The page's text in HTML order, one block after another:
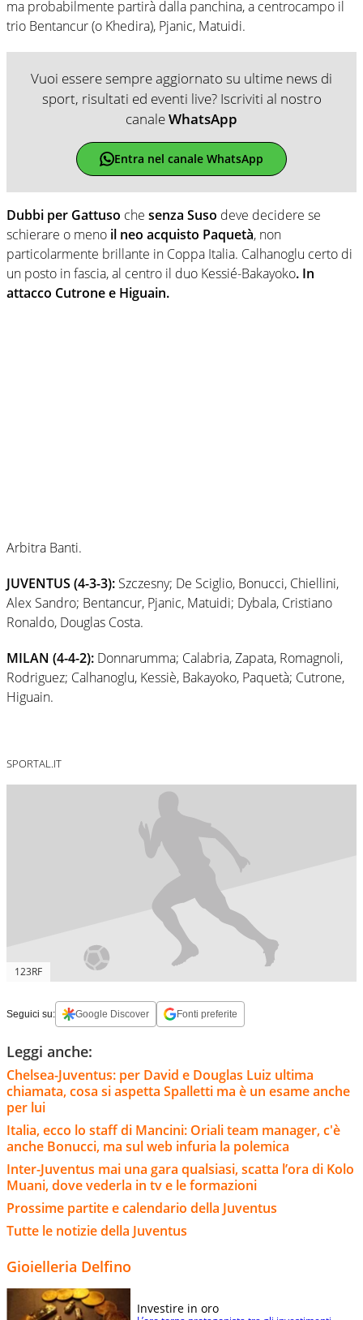
ma probabilmente partirà dalla panchina, a centrocampo il
trio Bentancur (o Khedira), Pjanic, Matuidi.
Vuoi essere sempre aggiornato su ultime news di
sport, risultati ed eventi live? Iscriviti al nostro
canaleWhatsApp
Entra nel canale WhatsApp
Dubbi per Gattuso che senza Suso deve decidere se
schierare o meno il neo acquisto Paquetà, non
particolarmente brillante in Coppa Italia. Calhanoglu certo di
un posto in fascia, al centro il duo Kessié-Bakayoko. In
attacco Cutrone e Higuain.
Arbitra Banti.
JUVENTUS (4-3-3): Szczesny; De Sciglio, Bonucci, Chiellini,
Alex Sandro; Bentancur, Pjanic, Matuidi; Dybala, Cristiano
Ronaldo, Douglas Costa.
MILAN (4-4-2): Donnarumma; Calabria, Zapata, Romagnoli,
Rodriguez; Calhanoglu, Kessiè, Bakayoko, Paquetà; Cutrone,
Higuain.
SPORTAL.IT
123RF
Seguici su: Google Discover Fonti preferite
Leggi anche:
Chelsea-Juventus: per David e Douglas Luiz ultima
chiamata, cosa si aspetta Spalletti ma è un esame anche
per lui
Italia, ecco lo staff di Mancini: Oriali team manager, c'è
anche Bonucci, ma sul web infuria la polemica
Inter-Juventus mai una gara qualsiasi, scatta l’ora di Kolo
Muani, dove vederla in tv e le formazioni
Prossime partite e calendario della Juventus
Tutte le notizie della Juventus
Gioielleria Delfino
Investire in oro